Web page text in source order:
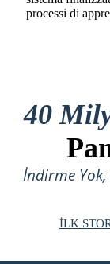
processi di
40
İndirme
İLK